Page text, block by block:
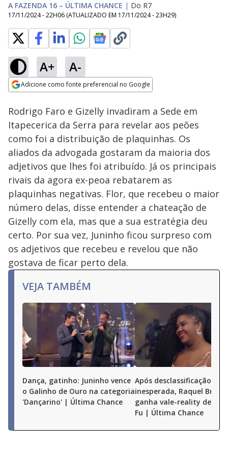
A FAZENDA 16 – ÚLTIMA CHANCE | Do R7
17/11/2024 - 22H06 (ATUALIZADO EM 17/11/2024 - 23H29)
A+ A-
Adicione como fonte preferencial no Google
Ativar
Loaded:
12.49%
Rodrigo Faro e Gizelly invadiram a Sede em
Itapecerica da Serra para revelar aos peões
como foi a distribuição de plaquinhas. Os
aliados da advogada gostaram da maioria dos
adjetivos que lhes foi atribuído. Já os principais
rivais da agora ex-peoa rebatarem as
plaquinhas negativas. Flor, que recebeu o maior
número delas, disse entender a chateação de
Gizelly com ela, mas que a sua estratégia deu
certo. Por sua vez, Juninho ficou surpreso com
os adjetivos que recebeu e revelou que não
gostava de ficar perto dela.
VEJA TAMBÉM
Dança, gatinho: Juninho vence
o Galinho de Ouro na categoria
'Dançarino' | Última Chance
Após desclassificação
inesperada, Raquel Brito
ganha vale-reality de
Fu | Última Chance